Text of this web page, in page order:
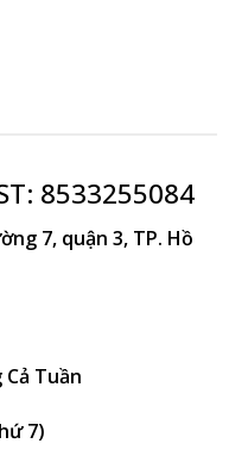
8533255084
7, quận 3, TP. Hồ
Cả Tuần
7)